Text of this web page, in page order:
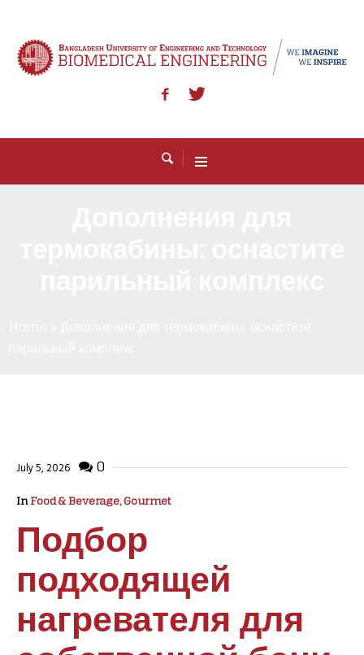
July 5, 2026 0
InFood & Beverage, Gourmet
Подбор
подходящей
нагревателя для